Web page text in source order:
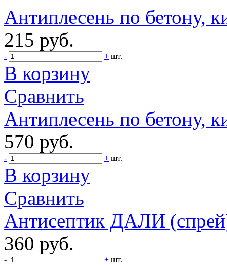
Антиплесень по бетону,
215 руб.
- + шт.
В корзину
Сравнить
Антиплесень по бетону,
570 руб.
- + шт.
В корзину
Сравнить
Антисептик ДАЛИ
360 руб.
- + шт.